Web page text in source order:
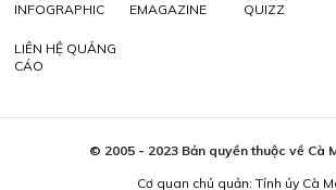
INFOGRAPHIC EMAGAZINE QUIZZ
LIÊN HỆ QUẢNG
CÁO
© 2005 - 2023 Bản quyền thuộc về Cà
Cơ quan chủ quản: Tỉnh ủy Cà